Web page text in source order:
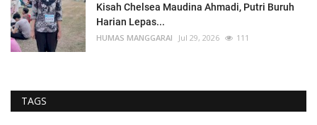
Kisah Chelsea Maudina Ahmadi, Putri Buruh
Harian Lepas...
HUMAS MANGGARAI Jul 29, 2026 111
TAGS